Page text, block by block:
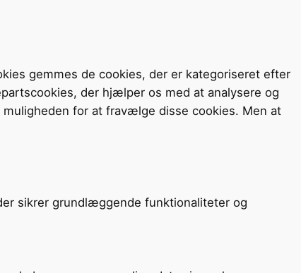
gemmes de cookies, der er kategoriseret efter
der hjælper os med at analysere og
for at fravælge disse cookies. Men at
sikrer grundlæggende funktionaliteter og